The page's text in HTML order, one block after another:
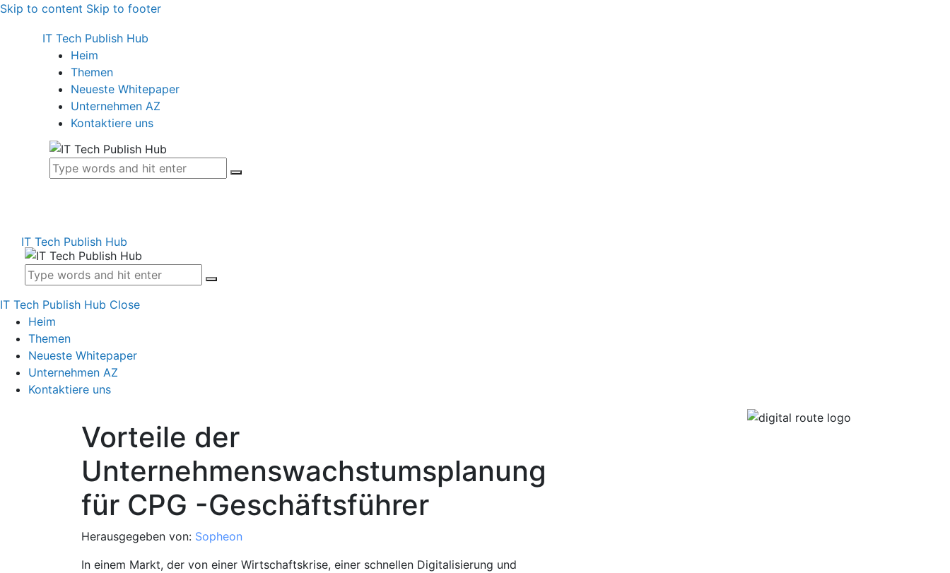
Skip to content Skip to footer
IT Tech Publish Hub
Heim
Themen
Neueste Whitepaper
Unternehmen AZ
Kontaktiere uns
IT Tech Publish Hub
IT Tech Publish Hub Close
Heim
Themen
Neueste Whitepaper
Unternehmen AZ
Kontaktiere uns
Vorteile der
Unternehmenswachstumsplanung
für CPG -Geschäftsführer
Herausgegeben von: Sopheon
In einem Markt, der von einer Wirtschaftskrise, einer schnellen Digitalisierung und